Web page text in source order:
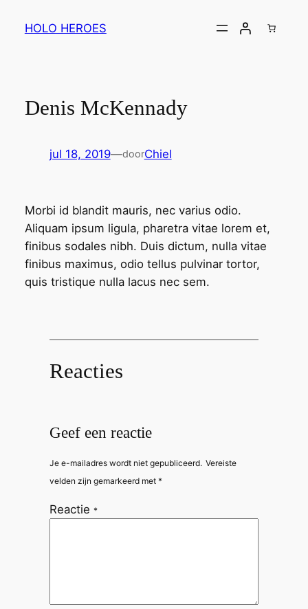
HOLO HEROES
Denis McKennady
jul 18, 2019—doorChiel
Morbi id blandit mauris, nec varius odio.
Aliquam ipsum ligula, pharetra vitae lorem et,
finibus sodales nibh. Duis dictum, nulla vitae
finibus maximus, odio tellus pulvinar tortor,
quis tristique nulla lacus nec sem.
Reacties
Geef een reactie
Je e-mailadres wordt niet gepubliceerd. Vereiste
velden zijn gemarkeerd met *
Reactie *